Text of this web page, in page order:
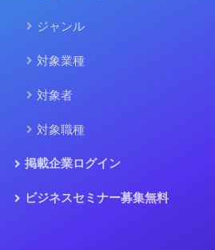
ジャンル
対象業種
対象者
対象職種
掲載企業ログイン
ビジネスセミナー募集無料